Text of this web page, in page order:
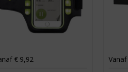
€ 9,92